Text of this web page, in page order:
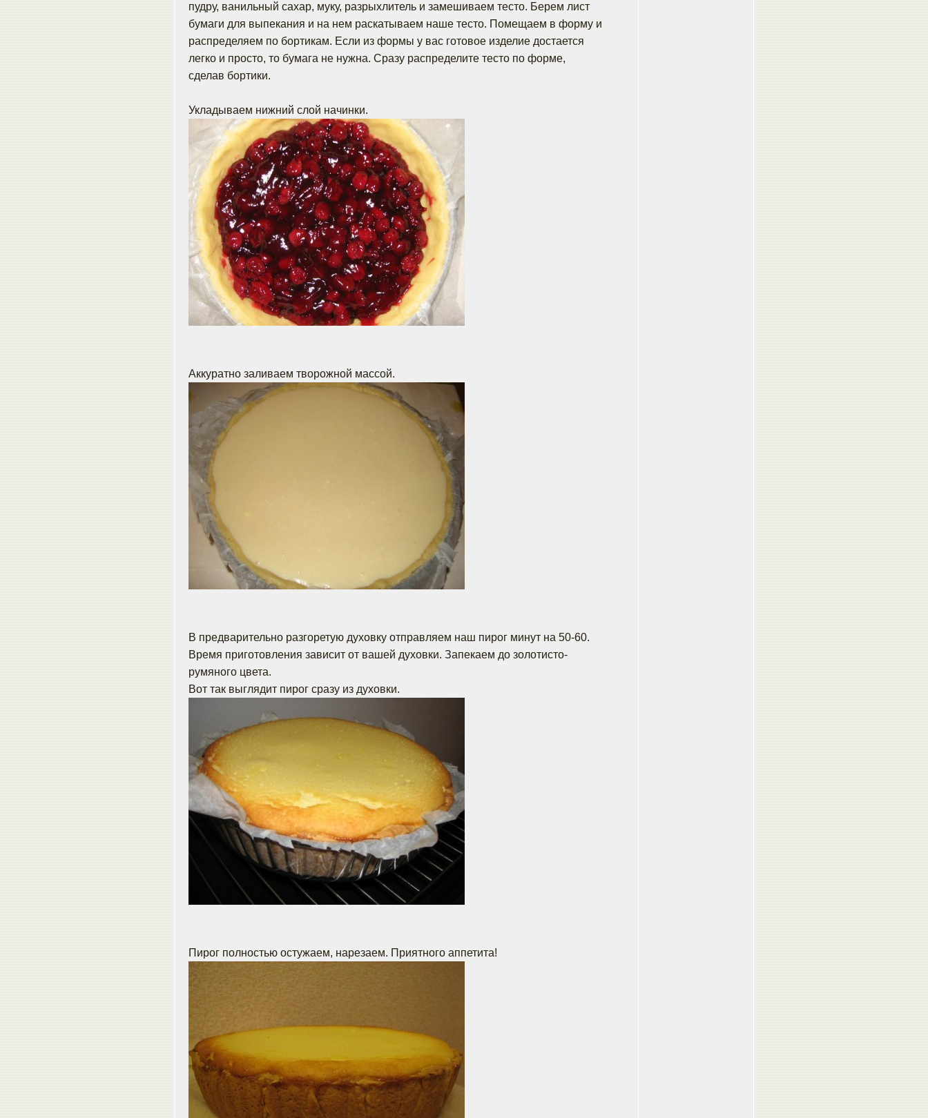
пудру, ванильный сахар, муку, разрыхлитель и замешиваем тесто. Берем лист
бумаги для выпекания и на нем раскатываем наше тесто. Помещаем в форму и
распределяем по бортикам. Если из формы у вас готовое изделие достается
легко и просто, то бумага не нужна. Сразу распределите тесто по форме,
сделав бортики.
Укладываем нижний слой начинки.
Аккуратно заливаем творожной массой.
В предварительно разгоретую духовку отправляем наш пирог минут на 50-60.
Время приготовления зависит от вашей духовки. Запекаем до золотисто-
румяного цвета.
Вот так выглядит пирог сразу из духовки.
Пирог полностью остужаем, нарезаем. Приятного аппетита!